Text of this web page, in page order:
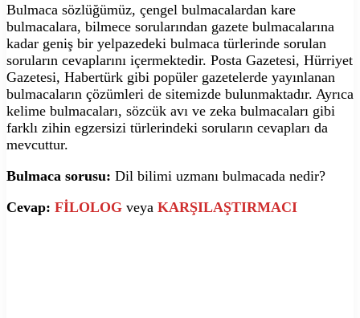
Bulmaca sözlüğümüz, çengel bulmacalardan kare
bulmacalara, bilmece sorularından gazete bulmacalarına
kadar geniş bir yelpazedeki bulmaca türlerinde sorulan
soruların cevaplarını içermektedir. Posta Gazetesi, Hürriyet
Gazetesi, Habertürk gibi popüler gazetelerde yayınlanan
bulmacaların çözümleri de sitemizde bulunmaktadır. Ayrıca
kelime bulmacaları, sözcük avı ve zeka bulmacaları gibi
farklı zihin egzersizi türlerindeki soruların cevapları da
mevcuttur.
Bulmaca sorusu: Dil bilimi uzmanı bulmacada nedir?
Cevap: FİLOLOG veya KARŞILAŞTIRMACI